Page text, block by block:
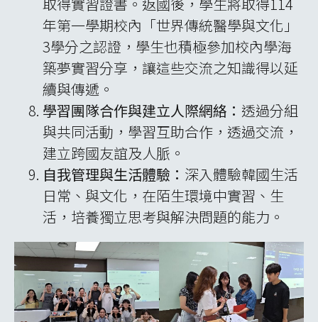
年第一學期校內「世界傳統醫學與文化」
3學分之認證，學生也積極參加校內學海
築夢實習分享，讓這些交流之知識得以延
續與傳遞。
學習團隊合作與建立人際網絡： 透過分組
與共同活動，學習互助合作，透過交流，
建立跨國友誼及人脈。
自我管理與生活體驗： 深入體驗韓國生活
日常、與文化，在陌生環境中實習、生
活，培養獨立思考與解決問題的能力。